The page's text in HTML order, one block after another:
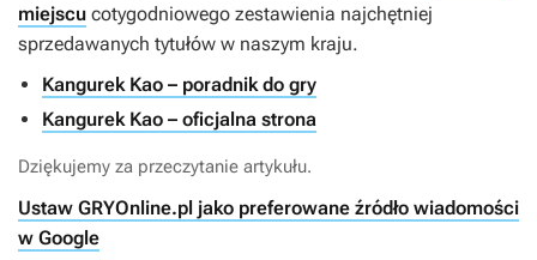
miejscu cotygodniowego zestawienia najchętniej
sprzedawanych tytułów w naszym kraju.
Kangurek Kao – poradnik do gry
Kangurek Kao – oficjalna strona
Dziękujemy za przeczytanie artykułu.
Ustaw GRYOnline.pl jako preferowane źródło wiadomości
w Google